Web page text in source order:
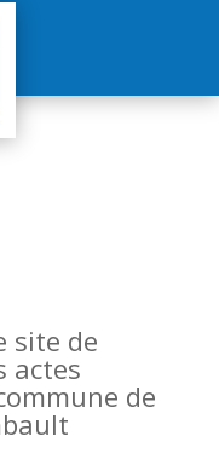
site de
actes
de